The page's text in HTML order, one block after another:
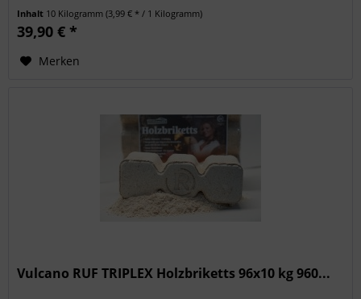
Inhalt 10 Kilogramm(3,99 € * / 1 Kilogramm)
39,90 € *
Merken
Vulcano RUF TRIPLEX Holzbriketts 96x10 kg 960...